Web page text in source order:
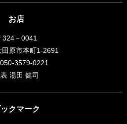
お店
324－0041
原市本町1-2691
3579-0221
湯田 健司
クマーク